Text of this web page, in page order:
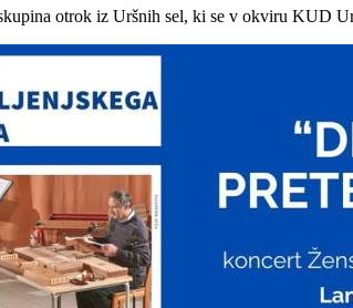
otrok iz Uršnih sel, ki se v okviru KUD